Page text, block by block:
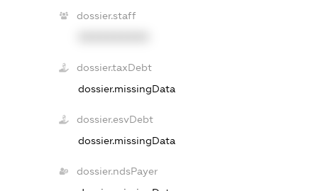
dossier.staff
dossier.taxDebt
dossier.missingData
dossier.esvDebt
dossier.missingData
dossier.ndsPayer